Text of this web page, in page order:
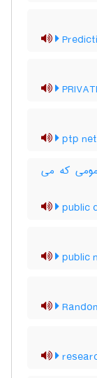
ptp
که می
public
public